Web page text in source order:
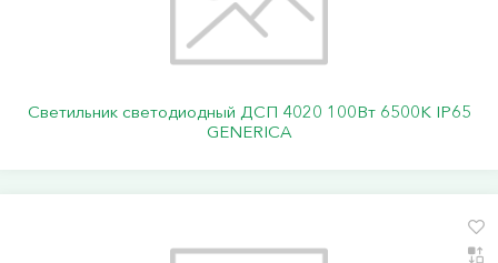
Светильник светодиодный ДСП 4020 100Вт 6500К IP65
GENERICA